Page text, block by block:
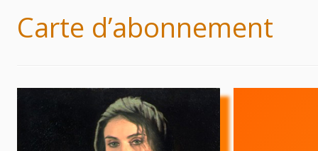
Carte d’abonnement